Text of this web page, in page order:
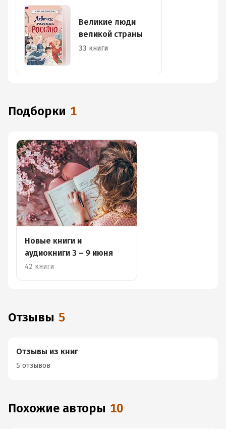
Великие люди
великой страны
33 книги
Подборки 1
Новые книги и
аудиокниги 3 – 9 июня
42 книги
Отзывы 5
Отзывы из книг
5 отзывов
Похожие авторы 10